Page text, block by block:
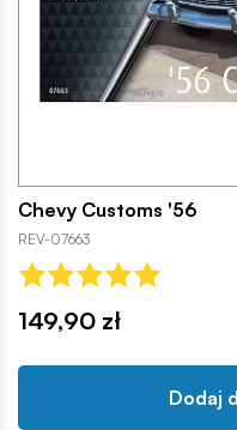
Chevy Customs '56
REV-07663
149,90 zł
Dodaj